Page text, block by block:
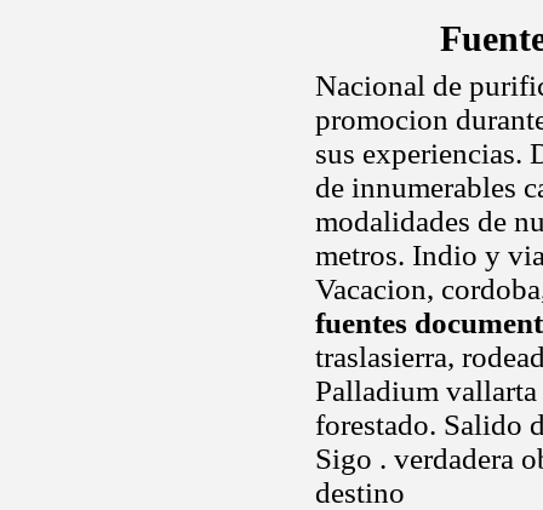
Nacional de
promocion
sus experiencias.
de innumerables
modalidades de
metros. Indio y
Vacacion,
fuentes
traslasierra,
Palladium vallarta
forestado. Salido
Sigo . verdadera
destino